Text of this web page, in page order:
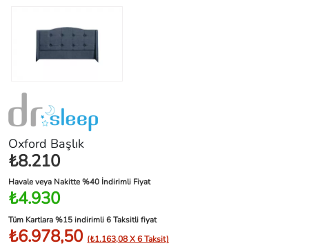
Oxford Başlık
₺8.210
Havale veya Nakitte %40 İndirimli Fiyat
₺4.930
Tüm Kartlara %15 indirimli 6 Taksitli fiyat
₺6.978,50 (₺1.163,08 X 6 Taksit)